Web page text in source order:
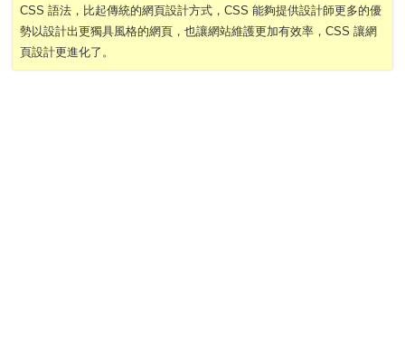
CSS 語法，比起傳統的網頁設計方式，CSS 能夠提供設計師更多的優
勢以設計出更獨具風格的網頁，也讓網站維護更加有效率，CSS 讓網
頁設計更進化了。